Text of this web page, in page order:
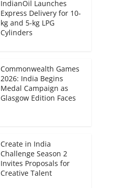
IndianOil Launches
Express Delivery for 10-
kg and 5-kg LPG
Cylinders
Commonwealth Games
2026: India Begins
Medal Campaign as
Glasgow Edition Faces
Create in India
Challenge Season 2
Invites Proposals for
Creative Talent